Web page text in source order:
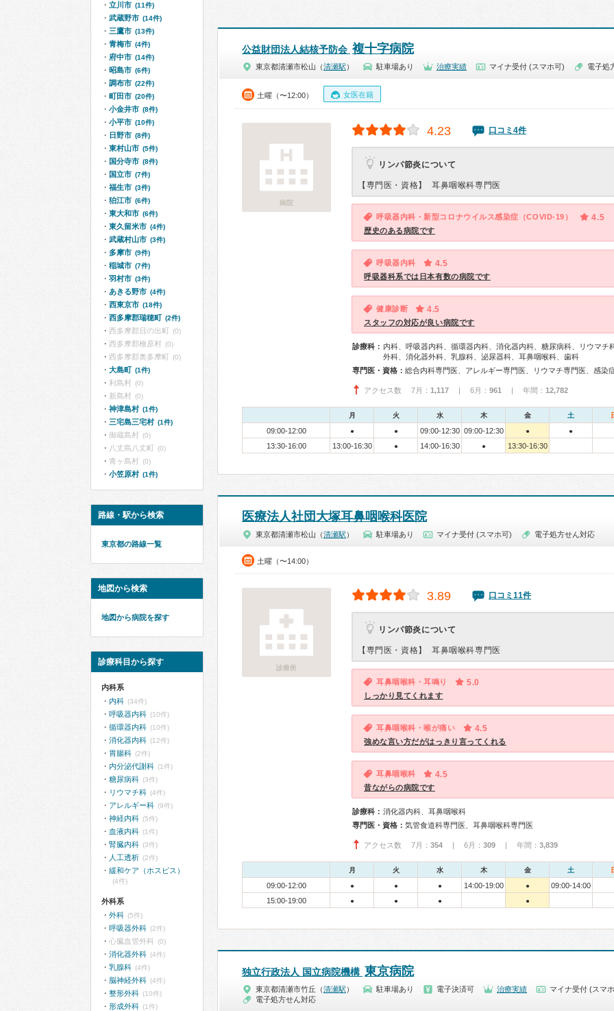
公益財団法人結核予防会 複十字病院
東京都清瀬市松山（清瀬駅 ） 駐車場あり 治療実績 マイナ受付 (スマホ可) 電子処
土曜（〜12:00） 女医在籍
病院
4.23 口コミ4件
リンパ節炎について
【専門医・資格】 耳鼻咽喉科専門医
呼吸器内科・新型コロナウイルス感染症（COVID-19） 4.5
歴史のある病院です
呼吸器内科 4.5
呼吸器科系では日本有数の病院です
健康診断 4.5
スタッフの対応が良い病院です
診療科： 内科、呼吸器内科、循環器内科、消化器内科、糖尿病科、リウマチ
外科、消化器外科、乳腺科、泌尿器科、耳鼻咽喉科、歯科
専門医・資格：
アクセス数 7月： 1,117 | 6月： 961 | 年間： 12,782
月 火 水 木 金 土
09:00-12:00 ● ● 09:00-12:30 09:00-12:30 ● ●
13:30-16:00 13:00-16:30 ● 14:00-16:30 ● 13:30-16:30
医療法人社団大塚耳鼻咽喉科医院
東京都清瀬市松山（清瀬駅 ） 駐車場あり マイナ受付 (スマホ可) 電子処方せん対応
土曜（〜14:00）
診療所
3.89 口コミ11件
リンパ節炎について
【専門医・資格】 耳鼻咽喉科専門医
耳鼻咽喉科・耳鳴り 5.0
しっかり見てくれます
耳鼻咽喉科・喉が痛い 4.5
強めな言い方だがはっきり言ってくれる
耳鼻咽喉科 4.5
昔ながらの病院です
診療科： 消化器内科、耳鼻咽喉科
専門医・資格： 気管食道科専門医、耳鼻咽喉科専門医
アクセス数 7月： 354 | 6月： 309 | 年間： 3,839
月 火 水 木 金 土
09:00-12:00 ● ● ● 14:00-19:00 ●
09:00-14:00
15:00-19:00
● ● ● ●
独立行政法人 国立病院機構 東京病院
東京都清瀬市竹丘（清瀬駅 ） 駐車場あり 電子決済可 治療実績
マイナ受付 (スマ
電子処方せん対応
立川市 (11件)
武蔵野市 (14件)
三鷹市 (13件)
青梅市 (4件)
府中市 (14件)
昭島市 (6件)
調布市 (22件)
町田市 (20件)
小金井市 (8件)
小平市 (10件)
日野市 (8件)
東村山市 (5件)
国分寺市 (8件)
国立市 (7件)
福生市 (3件)
狛江市 (6件)
東大和市 (6件)
東久留米市 (4件)
武蔵村山市 (3件)
多摩市 (9件)
稲城市 (7件)
羽村市 (3件)
あきる野市 (4件)
西東京市 (18件)
西多摩郡瑞穂町 (2件)
西多摩郡日の出町 (0)
西多摩郡檜原村 (0)
西多摩郡奥多摩町 (0)
大島町 (1件)
利島村 (0)
新島村 (0)
神津島村 (1件)
三宅島三宅村 (1件)
御蔵島村 (0)
八丈島八丈町 (0)
青ヶ島村 (0)
小笠原村 (1件)
路線・駅から検索
東京都の路線一覧
地図から検索
地図から病院を探す
診療科目から探す
内科系
内科 (34件)
呼吸器内科 (10件)
循環器内科 (10件)
消化器内科 (12件)
胃腸科 (2件)
内分泌代謝科 (1件)
糖尿病科 (3件)
リウマチ科 (4件)
アレルギー科 (9件)
神経内科 (5件)
血液内科 (1件)
腎臓内科 (3件)
人工透析 (2件)
緩和ケア（ホスピス）
(4件)
外科系
外科 (5件)
呼吸器外科 (2件)
心臓血管外科 (0)
消化器外科 (4件)
乳腺科 (4件)
脳神経外科 (4件)
整形外科 (10件)
形成外科 (1件)